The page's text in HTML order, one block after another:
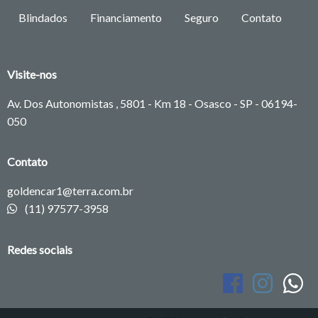
Blindados Financiamento Seguro Contato
Visite-nos
Av. Dos Autonomistas , 5801 - Km 18 - Osasco - SP - 06194-
050
Contato
goldencar1@terra.com.br
(11) 97577-3958
Redes sociais